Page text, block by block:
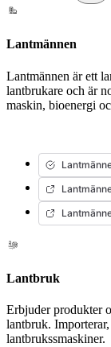
Lantmännen
Lantmännen är ett
lantbrukare och är
maskin, bioenergi
Lantbruk
Erbjuder produkter
lantbruk.
lantbrukssmaskiner.